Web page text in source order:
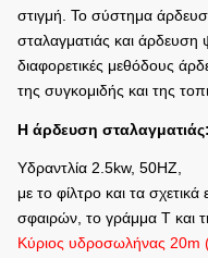
στιγμή. Το σύστημα
σταλαγματιάς και άρδευση
διαφορετικές μεθόδους
της συγκομιδής και της
Η άρδευση σταλαγματιάς:
Υδραντλία 2.5kw, 50HZ,
με το φίλτρο και τα
σφαιρών, το γράμμα Τ και
Κύριος υδροσωλήνας 20m